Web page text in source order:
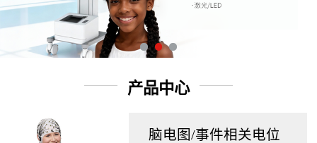
产品中心
脑电图/事件相关电位